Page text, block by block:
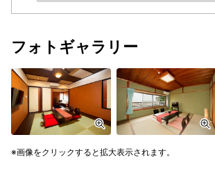
フォトギャラリー
画像をクリックすると拡大表示されます。